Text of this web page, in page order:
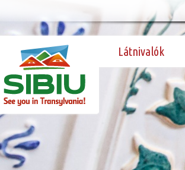
Látnivalók